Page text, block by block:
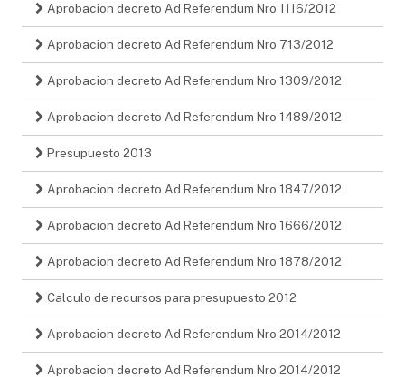
Aprobacion decreto Ad Referendum Nro 1116/2012
Aprobacion decreto Ad Referendum Nro 713/2012
Aprobacion decreto Ad Referendum Nro 1309/2012
Aprobacion decreto Ad Referendum Nro 1489/2012
Presupuesto 2013
Aprobacion decreto Ad Referendum Nro 1847/2012
Aprobacion decreto Ad Referendum Nro 1666/2012
Aprobacion decreto Ad Referendum Nro 1878/2012
Calculo de recursos para presupuesto 2012
Aprobacion decreto Ad Referendum Nro 2014/2012
Aprobacion decreto Ad Referendum Nro 2014/2012